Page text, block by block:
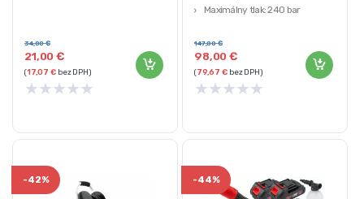
21,00€
34,00€
(17,07€bez DPH)
★★★★★
Maximálny tlak: 240 bar
98,00€
147,00€
(79,67€bez DPH)
★★★★★
-42% -44%